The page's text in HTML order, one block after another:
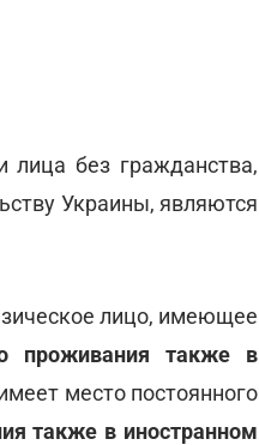
лица без гражданства,
Украины, являются
лицо, имеющее
проживания также в
место постоянного
также в иностранном